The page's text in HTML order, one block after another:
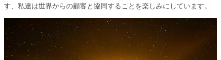
す、私達は世界からの顧客と協同することを楽しみにしています。